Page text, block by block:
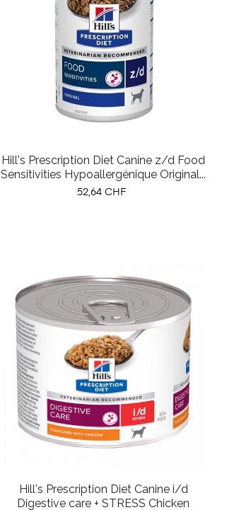
Hill's Prescription Diet Canine z/d Food
Sensitivities Hypoallergénique Original...
Prix
52,64 CHF
Hill's Prescription Diet Canine i/d
Digestive care + STRESS Chicken